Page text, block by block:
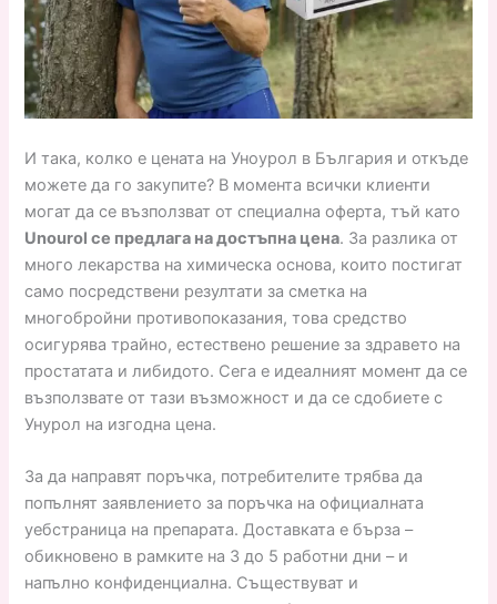
И така, колко е цената на Уноурол в България и откъде
можете да го закупите? В момента всички клиенти
могат да се възползват от специална оферта, тъй като
Unourol се предлага на достъпна цена. За разлика от
много лекарства на химическа основа, които постигат
само посредствени резултати за сметка на
многобройни противопоказания, това средство
осигурява трайно, естествено решение за здравето на
простатата и либидото. Сега е идеалният момент да се
възползвате от тази възможност и да се сдобиете с
Унурол на изгодна цена.
За да направят поръчка, потребителите трябва да
попълнят заявлението за поръчка на официалната
уебстраница на препарата. Доставката е бърза –
обикновено в рамките на 3 до 5 работни дни – и
напълно конфиденциална. Съществуват и